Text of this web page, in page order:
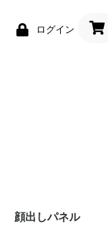
ログイン
顔出しパネル